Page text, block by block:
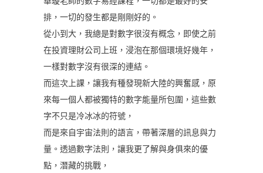
排，一切的發生都是剛剛好的。
從小到大，我總是對數字很沒有概念，即使之前
在投資理財公司上班，浸泡在那個環境好幾年，
一樣對數字沒有很深的連結。
而這次上課，讓我有種發現新大陸的興奮感，原
來每一個人都被獨特的數字能量所包圍，這些數
字不只是冷冰冰的符號，
而是來自宇宙法則的語言，帶著深層的訊息與力
量。透過數字法則，讓我更了解與身俱來的優
點，潛藏的挑戰，